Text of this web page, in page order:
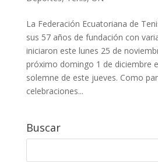
La Federación Ecuatoriana de
sus 57 años de fundación con
iniciaron este lunes 25 de
próximo domingo 1 de diciembre
solemne de este jueves. Como
celebraciones...
Buscar